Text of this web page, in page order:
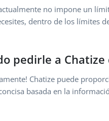
no impone un
dentro de los límites
pedirle a
Chatize puede
basada en la